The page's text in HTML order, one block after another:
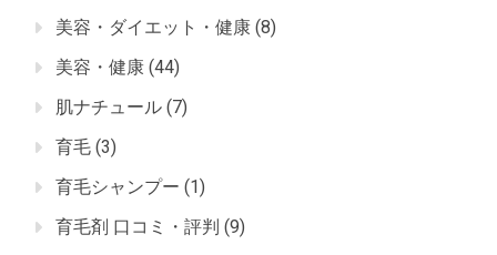
美容・ダイエット・健康 (8)
美容・健康 (44)
肌ナチュール (7)
育毛 (3)
育毛シャンプー (1)
育毛剤 口コミ・評判 (9)